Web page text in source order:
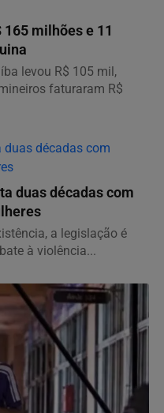
milhões e 11
levou R$ 105 mil,
faturaram R$
duas décadas com
a legislação é
à violência...